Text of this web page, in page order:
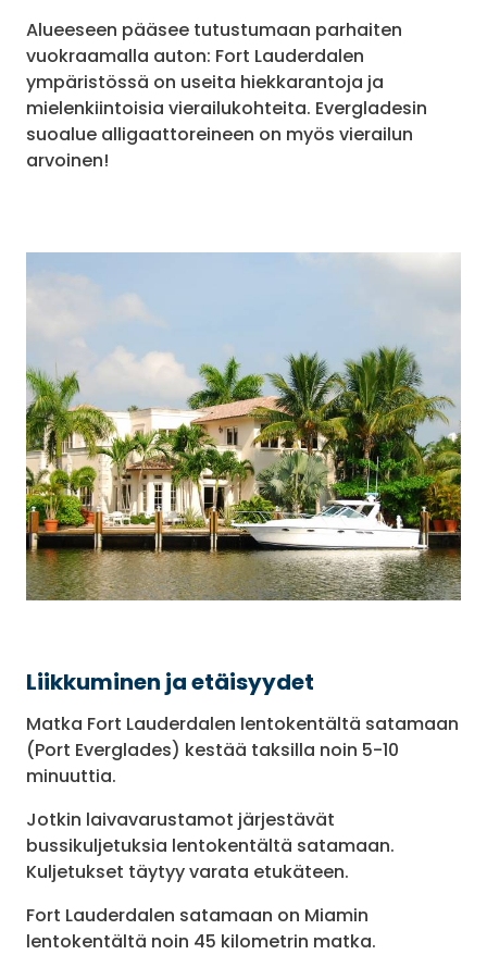
Alueeseen pääsee tutustumaan parhaiten
vuokraamalla auton: Fort Lauderdalen
ympäristössä on useita hiekkarantoja ja
mielenkiintoisia vierailukohteita. Evergladesin
suoalue alligaattoreineen on myös vierailun
arvoinen!
Liikkuminen ja etäisyydet
Matka Fort Lauderdalen lentokentältä satamaan
(Port Everglades) kestää taksilla noin 5-10
minuuttia.
Jotkin laivavarustamot järjestävät
bussikuljetuksia lentokentältä satamaan.
Kuljetukset täytyy varata etukäteen.
Fort Lauderdalen satamaan on Miamin
lentokentältä noin 45 kilometrin matka.